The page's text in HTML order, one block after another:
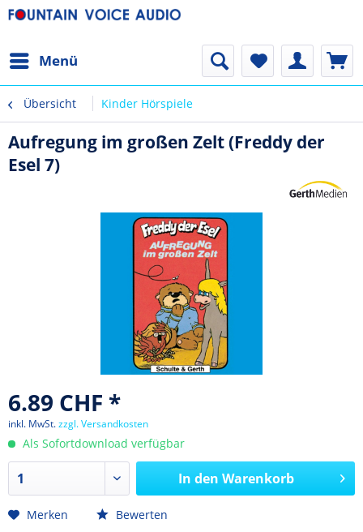
Menü
Übersicht Kinder Hörspiele
Aufregung im großen Zelt (Freddy der
Esel 7)
6.89 CHF *
inkl. MwSt.zzgl. Versandkosten
Als Sofortdownload verfügbar
In den Warenkorb
Merken Bewerten